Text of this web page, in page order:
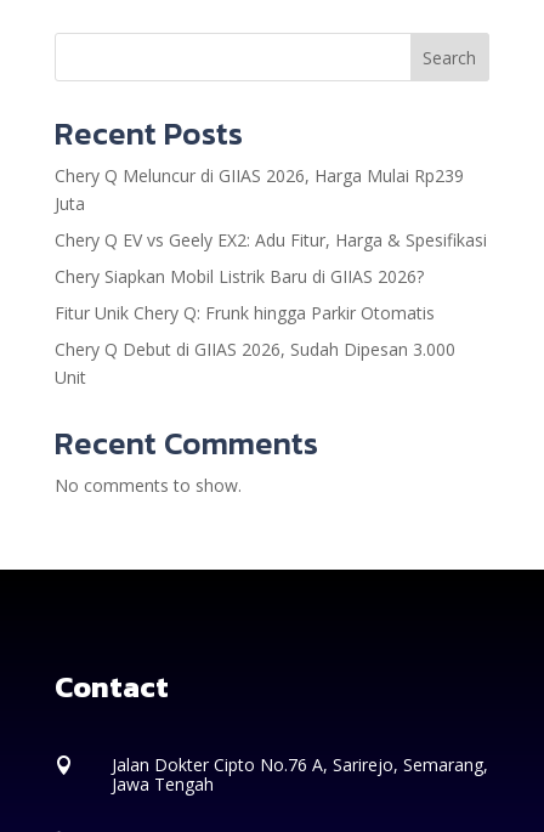
Search
Recent Posts
Chery Q Meluncur di GIIAS 2026, Harga Mulai Rp239
Juta
Chery Q EV vs Geely EX2: Adu Fitur, Harga & Spesifikasi
Chery Siapkan Mobil Listrik Baru di GIIAS 2026?
Fitur Unik Chery Q: Frunk hingga Parkir Otomatis
Chery Q Debut di GIIAS 2026, Sudah Dipesan 3.000
Unit
Recent Comments
No comments to show.
Contact

Jalan Dokter Cipto No.76 A, Sarirejo, Semarang,
Jawa Tengah